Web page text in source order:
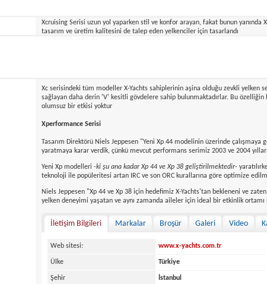
Xcruising Serisi uzun yol yaparken stil ve konfor arayan, fakat bunun yanında
tasarım ve üretim kalitesini de talep eden yelkenciler için tasarlandı
Xc serisindeki tüm modeller X-Yachts sahiplerinin aşina olduğu zevkli yelken
sağlayan daha derin 'V' kesitli gövdelere sahip bulunmaktadırlar. Bu
olumsuz bir etkisi yoktur
Xperformance Serisi
Tasarım Direktörü Niels Jeppesen "Yeni Xp 44 modelinin üzerinde
yaratmaya karar verdik, çünkü mevcut performans serimiz 2003 ve 2004
Yeni Xp modelleri -ki şu ana kadar Xp 44 ve Xp 38 geliştirilmektedir-
teknoloji ile popüleritesi artan IRC ve son ORC kurallarına göre optimize
Niels Jeppesen "Xp 44 ve Xp 38 için hedefimiz X-Yachts'tan bekleneni ve
yelken deneyimi yaşatan ve aynı zamanda aileler için ideal bir etkinlik ortamı
İletişim Bilgileri Markalar Broşür Galeri Video
Web sitesi: www.x-yachts.com.tr
Ülke Türkiye
Şehir İstanbul